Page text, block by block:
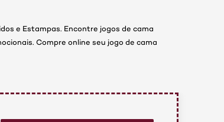
e Estampas. Encontre jogos de cama
Compre online seu jogo de cama